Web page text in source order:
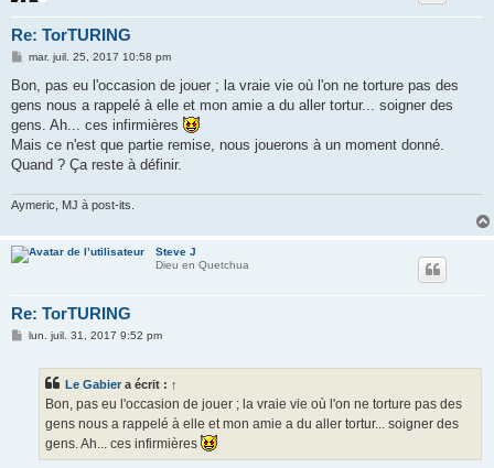
Re: TorTURING
M
s
a
g
mar. juil. 25, 2017 10:58 pm
Bon, pas eu l'occasion de jouer ; la vraie vie où l'on ne torture pas des
gens nous a rappelé à elle et mon amie a du aller tortur... soigner des
gens. Ah... ces infirmières
Mais ce n'est que partie remise, nous jouerons à un moment donné.
Quand ? Ça reste à définir.
Aymeric, MJ à post-its.
Steve J
Dieu en Quetchua
Re: TorTURING
Mlun. juil. 31, 2017 9:52 pm
Le Gabier a écrit : ↑
Bon, pas eu l'occasion de jouer ; la vraie vie où l'on ne torture pas des
gens nous a rappelé à elle et mon amie a du aller tortur... soigner des
gens. Ah... ces infirmières